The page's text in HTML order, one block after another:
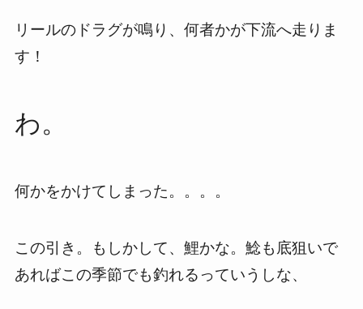
リールのドラグが鳴り、何者かが下流へ走りま
す！
わ。
何かをかけてしまった。。。。
この引き。もしかして、鯉かな。鯰も底狙いで
あればこの季節でも釣れるっていうしな、